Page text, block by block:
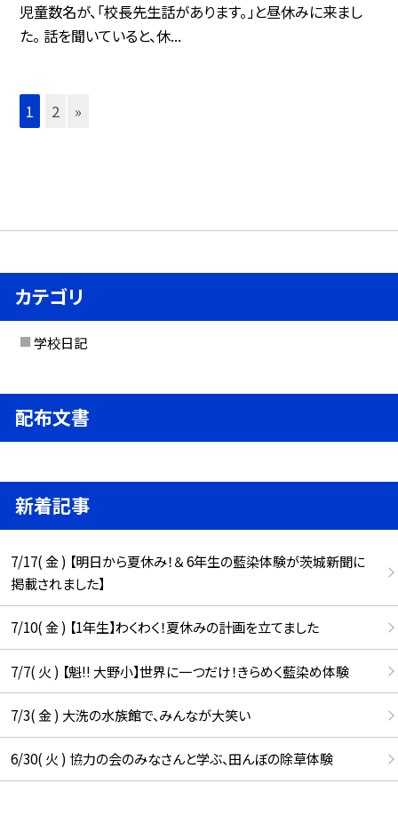
児童数名が、「校長先生話があります。」と昼休みに来まし
た。 話を聞いていると、休...
1 2 »
カテゴリ
学校日記
配布文書
新着記事
7/17( 金 ) 【明日から夏休み！＆ 6年生の藍染体験が茨城新聞に
掲載されました】
7/10( 金 ) 【1年生】わくわく！夏休みの計画を立てました
7/7( 火 ) 【魁!! 大野小】世界に一つだけ！きらめく藍染め体験
7/3( 金 ) 大洗の水族館で、みんなが大笑い
6/30( 火 ) 協力の会のみなさんと学ぶ、田んぼの除草体験